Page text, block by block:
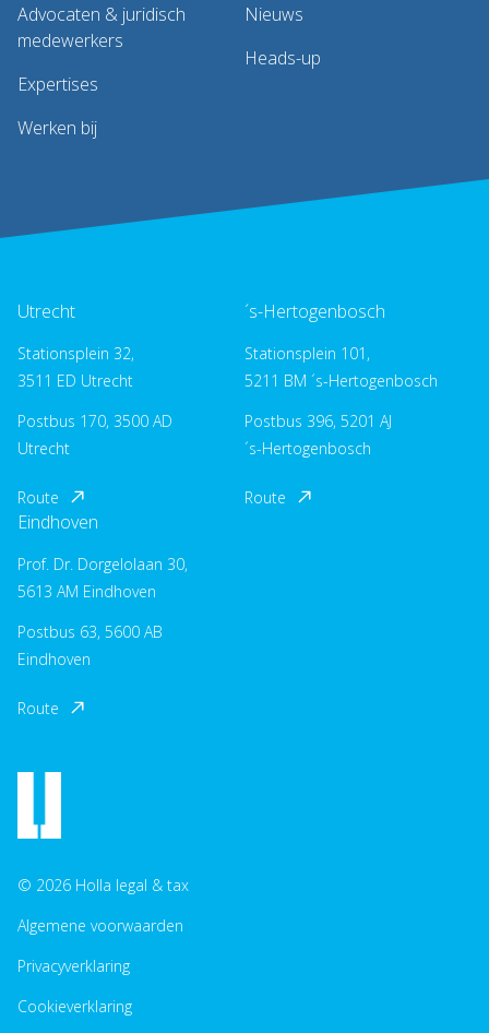
Advocaten & juridisch
medewerkers
Expertises
Werken bij
Nieuws
Heads-up
Utrecht
Stationsplein 32,
3511 ED Utrecht
Postbus 170, 3500 AD
Utrecht
Route
´s-Hertogenbosch
Stationsplein 101,
5211 BM ´s-Hertogenbosch
Postbus 396, 5201 AJ
´s-Hertogenbosch
Route
Eindhoven
Prof. Dr. Dorgelolaan 30,
5613 AM Eindhoven
Postbus 63, 5600 AB
Eindhoven
Route
© 2026 Holla legal & tax
Algemene voorwaarden
Privacyverklaring
Cookieverklaring